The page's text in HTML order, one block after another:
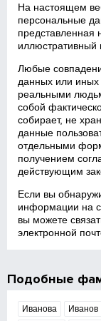
На настоящем
персональные
представленная
иллюстративный
Любые
данных или
реальными
собой
собирает, не
данные
отдельными
получением
действующим
Если вы
информации на
вы можете
электронной
Подобные
Иванова Иванов